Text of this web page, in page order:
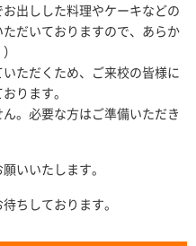
出しした料理やケーキなどの
だいておりますので、あらか
ただくため、ご来校の皆様に
ります。
。必要な方はご準備いただき
いいたします。
ちしております。